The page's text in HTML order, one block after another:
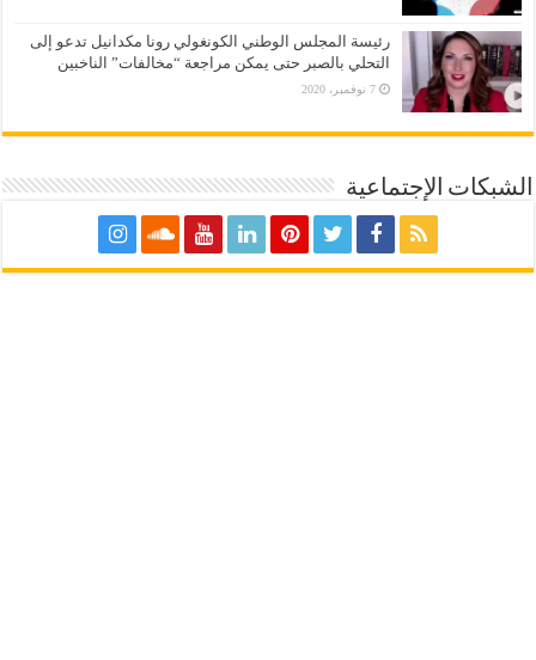
رئيسة المجلس الوطني الكونغولي رونا مكدانيل تدعو إلى
التحلي بالصبر حتى يمكن مراجعة “مخالفات” الناخبين
7 نوفمبر، 2020
الشبكات الإجتماعية